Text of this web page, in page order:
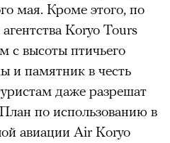
мая. Кроме этого, по
Koryo Tours
с высоты птичьего
и памятник в честь
даже разрешат
по использованию в
авиации Air Koryo